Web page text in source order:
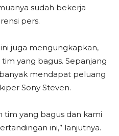
sudah bekerja
pers.
juga mengungkapkan,
yang bagus. Sepanjang
mendapat peluang
Sony Steven.
tim yang bagus dan kami
ini,” lanjutnya.